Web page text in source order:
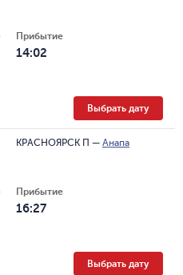
Прибытие
14:02
Выбрать дату
КРАСНОЯРСК П — Анапа
Прибытие
16:27
Выбрать дату